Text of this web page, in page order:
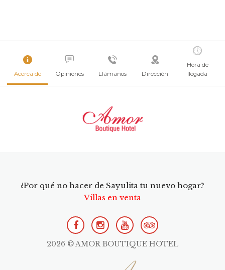
Acerca de Opiniones Llámanos Dirección
Hora de
llegada
¿Por qué no hacer de Sayulita tu nuevo hogar?
Villas en venta
2026 © AMOR BOUTIQUE HOTEL